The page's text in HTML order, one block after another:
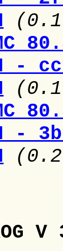
(0.1
-
(0.1
-
(0.2